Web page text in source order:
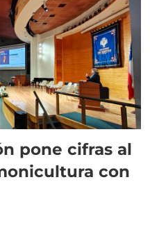
pone cifras al
con